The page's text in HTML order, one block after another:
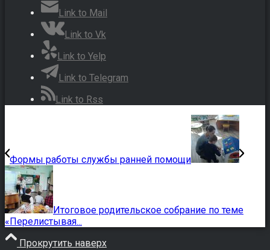
Link to Mail
Link to Vk
Link to Yelp
Link to Telegram
Link to Rss
Формы работы службы ранней помощи
Итоговое родительское собрание по теме
«Перелистывая...
Прокрутить наверх